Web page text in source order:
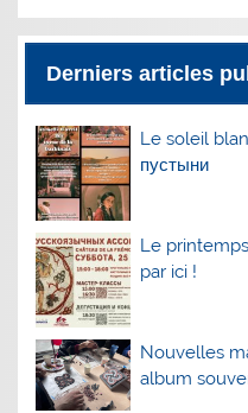
Derniers articles
Le soleil
пустыни
Le
par ici !
Nouvelles
album